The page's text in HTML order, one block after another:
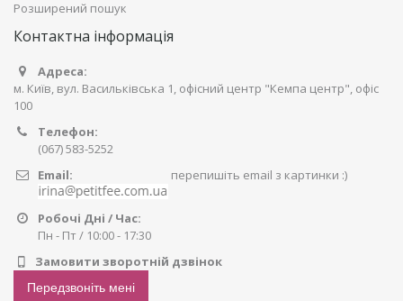
Розширений пошук
Контактна інформація
Адреса:
м. Київ, вул. Васильківська 1, офісний центр "Кемпа центр", офіс
100
Телефон:
(067) 583-5252
Email:
перепишіть email з картинки :)
Робочі Дні / Час:
Пн - Пт / 10:00 - 17:30
Замовити зворотній дзвінок
Передзвоніть мені